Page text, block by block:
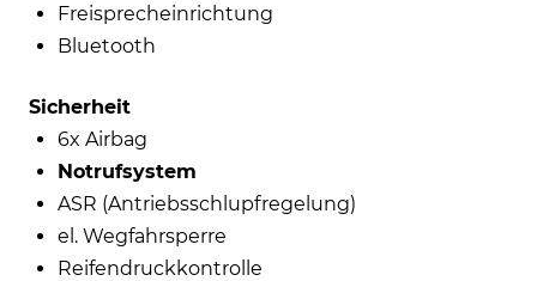
Freisprecheinrichtung
Bluetooth
Sicherheit
6x Airbag
Notrufsystem
ASR (Antriebsschlupfregelung)
el. Wegfahrsperre
Reifendruckkontrolle